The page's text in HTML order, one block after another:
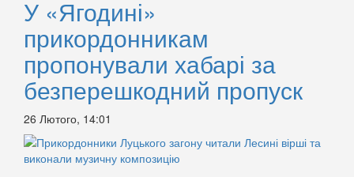
У «Ягодині»
прикордонникам
пропонували хабарі за
безперешкодний пропуск
26 Лютого, 14:01